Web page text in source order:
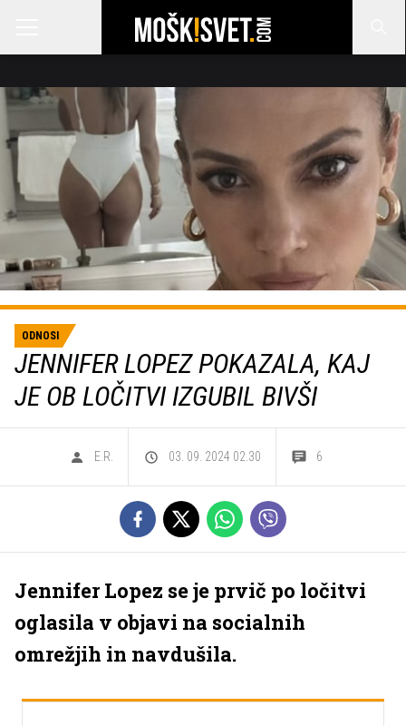
ODNOSI
JENNIFER LOPEZ POKAZALA, KAJ
JE OB LOČITVI IZGUBIL BIVŠI
E.R. 03. 09. 2024 02.30 6
Jennifer Lopez se je prvič po ločitvi
oglasila v objavi na socialnih
omrežjih in navdušila.